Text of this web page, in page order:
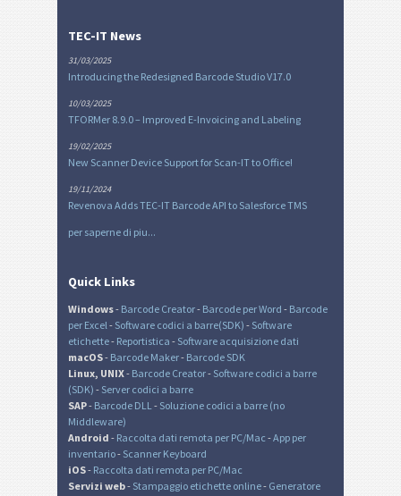
TEC-IT News
31/03/2025
Introducing the Redesigned Barcode Studio V17.0
10/03/2025
TFORMer 8.9.0 – Improved E-Invoicing and Labeling
19/02/2025
New Scanner Device Support for Scan-IT to Office!
19/11/2024
Revenova Adds TEC-IT Barcode API to Salesforce TMS
per saperne di piu...
Quick Links
Windows- Barcode Creator- Barcode per Word - Barcode
per Excel- Software codici a barre(SDK) - Software
etichette- Reportistica - Software acquisizione dati
macOS- Barcode Maker- Barcode SDK
Linux, UNIX- Barcode Creator- Software codici a barre
(SDK) - Server codici a barre
SAP- Barcode DLL- Soluzione codici a barre (no
Middleware)
Android - Raccolta dati remota per PC/Mac -App per
inventario- Scanner Keyboard
iOS- Raccolta dati remota per PC/Mac
Servizi web- Stampaggio etichette online- Generatore